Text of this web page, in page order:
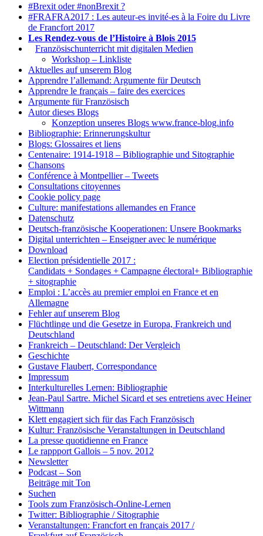
#Brexit oder #nonBrexit ?
#FRAFRA2017 : Les auteur-es invité-es à la Foire du Livre
de Francfort 2017
Les Rendez-vous de l’Histoire à Blois 2015
Französischunterricht mit digitalen Medien
Workshop – Linkliste
Aktuelles auf unserem Blog
Apprendre l’allemand: Argumente für Deutsch
Apprendre le français – faire des exercices
Argumente für Französisch
Autor dieses Blogs
Konzeption unseres Blogs www.france-blog.info
Bibliographie: Erinnerungskultur
Blogs: Glossaires et liens
Centenaire: 1914-1918 – Bibliographie und Sitographie
Chansons
Conférence à Montpellier – Tweets
Consultations citoyennes
Cookie policy page
Culture: manifestations allemandes en France
Datenschutz
Deutsch-französische Kooperationen: Unsere Bookmarks
Digital unterrichten – Enseigner avec le numérique
Download
Election présidentielle 2017 :
Candidats + Sondages + Campagne électoral+ Bibliographie
+ sitographie
Emploi : L’accès au premier emploi en France et en
Allemagne
Fehler auf unserem Blog
Flüchtlinge und die Gesetze in Europa, Frankreich und
Deutschland
Frankreich – Deutschland: Der Vergleich
Geschichte
Gustave Flaubert, Correspondance
Impressum
Interkulturelles Lernen: Bibliographie
Jean-Paul Sartre. Michel Sicard et ses entretiens avec Heiner
Wittmann
Klett engagiert sich für das Fach Französisch
Kultur: Französische Veranstaltungen in Deutschland
La presse quotidienne en France
Le rappport Gallois – 5 nov. 2012
Newsletter
Podcast – Son
Beiträge mit Ton
Suchen
Tools zum Französisch-Online-Lernen
Twitter: Bibliographie / Sitographie
Veranstaltungen: Francfort en français 2017 /